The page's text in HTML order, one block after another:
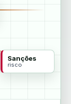
Sanções
risco